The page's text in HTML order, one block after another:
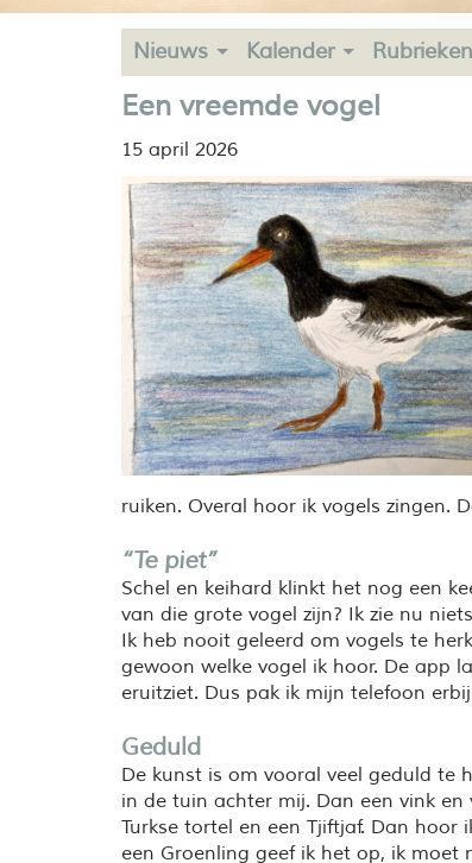
Nieuws Kalender Rubrieken
Een vreemde vogel
15 april 2026
ruiken. Overal hoor ik vogels zingen.
“Te piet”
Schel en keihard klinkt het nog een
van die grote vogel zijn? Ik zie nu
Ik heb nooit geleerd om vogels te
gewoon welke vogel ik hoor. De app
eruitziet. Dus pak ik mijn telefoon
Geduld
De kunst is om vooral veel geduld te
in de tuin achter mij. Dan een vink en
Turkse tortel en een Tjiftjaf. Dan hoor
een Groenling geef ik het op, ik moet